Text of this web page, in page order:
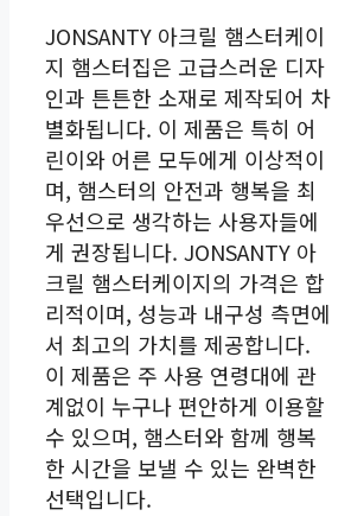
JONSANTY 아크릴 햄스터케이
지 햄스터집은 고급스러운 디자
인과 튼튼한 소재로 제작되어 차
별화됩니다. 이 제품은 특히 어
린이와 어른 모두에게 이상적이
며, 햄스터의 안전과 행복을 최
우선으로 생각하는 사용자들에
게 권장됩니다. JONSANTY 아
크릴 햄스터케이지의 가격은 합
리적이며, 성능과 내구성 측면에
서 최고의 가치를 제공합니다.
이 제품은 주 사용 연령대에 관
계없이 누구나 편안하게 이용할
수 있으며, 햄스터와 함께 행복
한 시간을 보낼 수 있는 완벽한
선택입니다.